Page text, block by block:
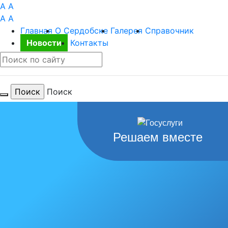
A A
A A
Главная О Сердобске Галерея Справочник
Новости
Контакты
Поиск
Решаем вместе
Для тебя